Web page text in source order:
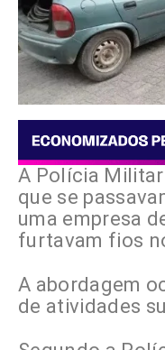
A Polícia
que se
uma empresa
furtavam fios
A abordagem
de atividades